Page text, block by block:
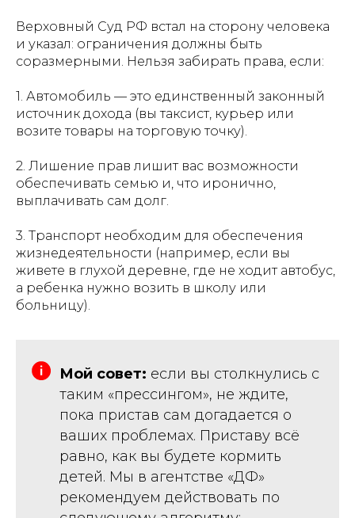
Верховный Суд РФ встал на сторону человека
и указал: ограничения должны быть
соразмерными. Нельзя забирать права, если:
1. Автомобиль — это единственный законный
источник дохода (вы таксист, курьер или
возите товары на торговую точку).
2. Лишение прав лишит вас возможности
обеспечивать семью и, что иронично,
выплачивать сам долг.
3. Транспорт необходим для обеспечения
жизнедеятельности (например, если вы
живете в глухой деревне, где не ходит автобус,
а ребенка нужно возить в школу или
больницу).
Мой совет: если вы столкнулись с
таким «прессингом», не ждите,
пока пристав сам догадается о
ваших проблемах. Приставу всё
равно, как вы будете кормить
детей. Мы в агентстве «ДФ»
рекомендуем действовать по